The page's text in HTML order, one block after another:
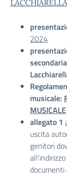
2024
secondaria
musicale:
MUSICALE
allegato 1
uscita
genitori